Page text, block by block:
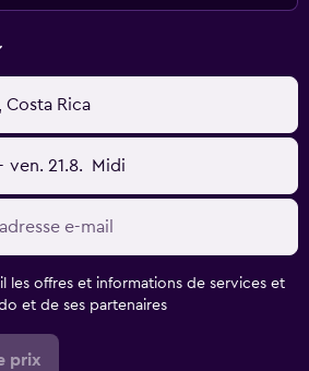
Costa Rica
ven. 21.8. Midi
les offres et informations de services et
et de ses partenaires
prix